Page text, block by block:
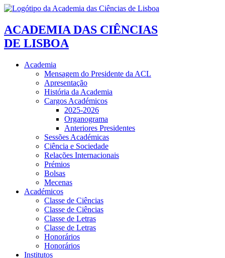
ACADEMIA DAS CIÊNCIAS
DE LISBOA
Academia
Mensagem do Presidente da ACL
Apresentação
História da Academia
Cargos Académicos
2025-2026
Organograma
Anteriores Presidentes
Sessões Académicas
Ciência e Sociedade
Relações Internacionais
Prémios
Bolsas
Mecenas
Académicos
Classe de Ciências
Classe de Ciências
Classe de Letras
Classe de Letras
Honorários
Honorários
Institutos